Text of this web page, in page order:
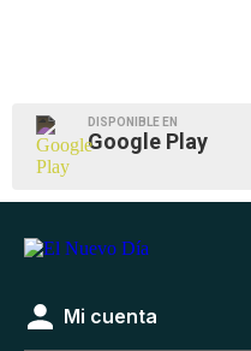
DISPONIBLE EN
Google Play
Mi cuenta